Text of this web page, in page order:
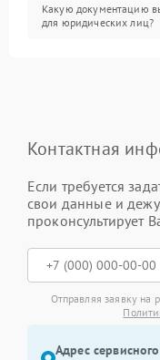
Какую документацию
для юридических лиц?
Контактная
Если требуется
свои данные и
проконсультирует
Отправляя заявку на
Адрес